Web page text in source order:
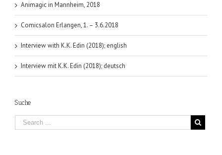
Animagic in Mannheim, 2018
Comicsalon Erlangen, 1. – 3.6.2018
Interview with K.K. Edin (2018); english
Interview mit K.K. Edin (2018); deutsch
Suche